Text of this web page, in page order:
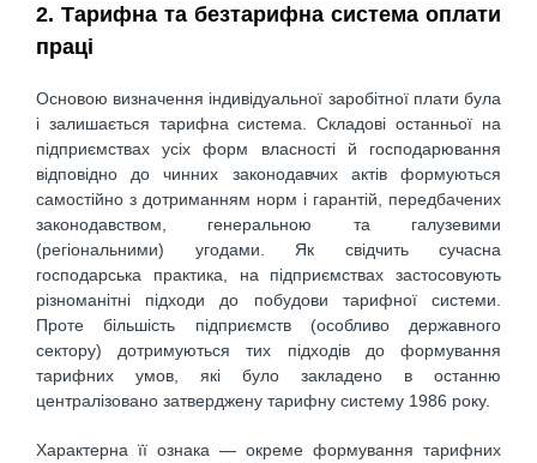
2. Тарифна та безтарифна система оплати
праці
Основою визначення індивідуальної заробітної плати була
і залишається тарифна система. Складові останньої на
підприємствах усіх форм власності й господарювання
відповідно до чинних законодавчих актів формуються
самостійно з дотриманням норм і гарантій, передбачених
законодавством, генеральною та галузевими
(регіональними) угодами. Як свідчить сучасна
господарська практика, на підприємствах застосовують
різноманітні підходи до побудови тарифної системи.
Проте більшість підприємств (особливо державного
сектору) дотримуються тих підходів до формування
тарифних умов, які було закладено в останню
централізовано затверджену тарифну систему 1986 року.
Характерна її ознака — окреме формування тарифних